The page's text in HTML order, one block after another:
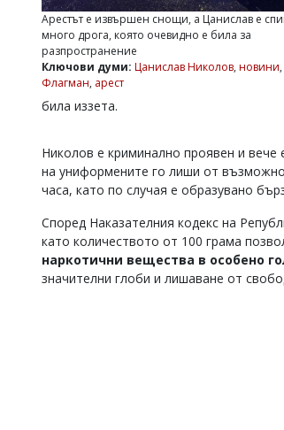
Главен
редактор:
office@flagman.bg
статиите
читателите
редакцията
Арестът е извършен снощи, а Цанислав е
много дрога, която очевидно е била за
разпространение
Ключови думи: Цанислав Николов, новини,
Флагман, арест
била иззета.
Николов е криминално проявен и
на униформените го лиши от
часа, като по случая е образувано
Според Наказателния кодекс на
като количеството от 100 грама
наркотични вещества в особено
значителни глоби и лишаване от